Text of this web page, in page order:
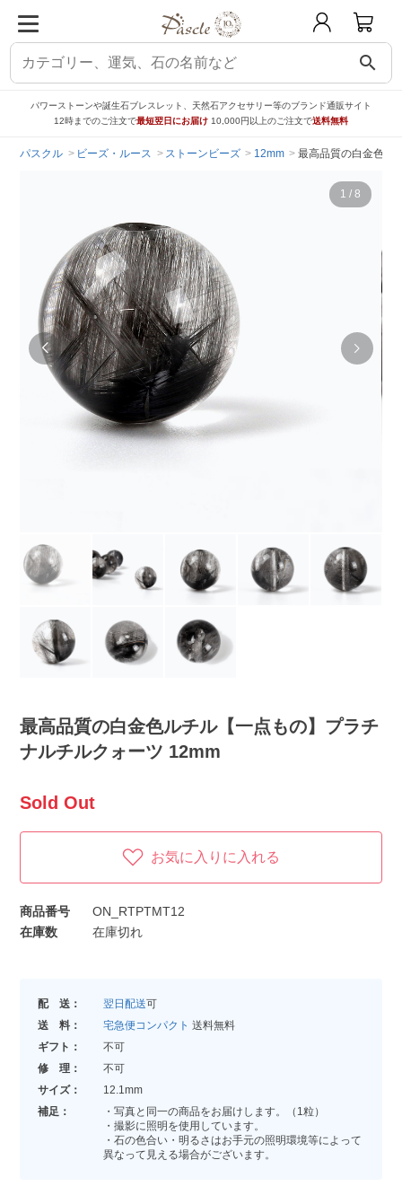
search
パワーストーンや誕生石ブレスレット、天然石アクセサリー等のブランド通販サイト
12時までのご注文で最短翌日にお届け 10,000円以上のご注文で送料無料
パスクル ビーズ・ルース ストーンビーズ 12mm 最高品質の白金色ル
1 / 8
最高品質の白金色ルチル【一点もの】プラチ
ナルチルクォーツ 12mm
Sold Out
お気に入りに入れる
商品番号
ON_RTPTMT12
在庫数
在庫切れ
配 送： 翌日配送可
送 料：
宅急便コンパクト 送料無料
ギフト：
不可
修 理：
不可
サイズ：
12.1mm
補足：
・写真と同一の商品をお届けします。（1粒）
・撮影に照明を使用しています。
・石の色合い・明るさはお手元の照明環境等によって
異なって見える場合がございます。